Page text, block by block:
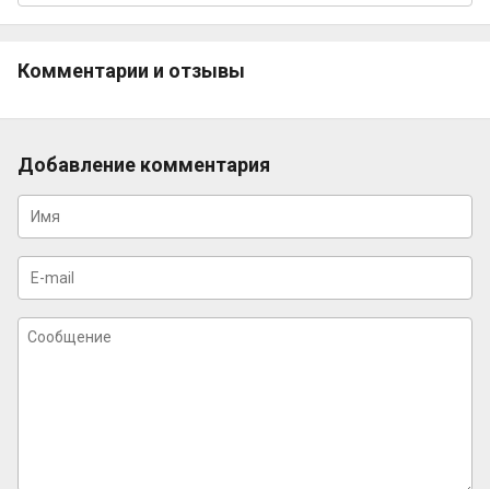
Комментарии и отзывы
Добавление комментария